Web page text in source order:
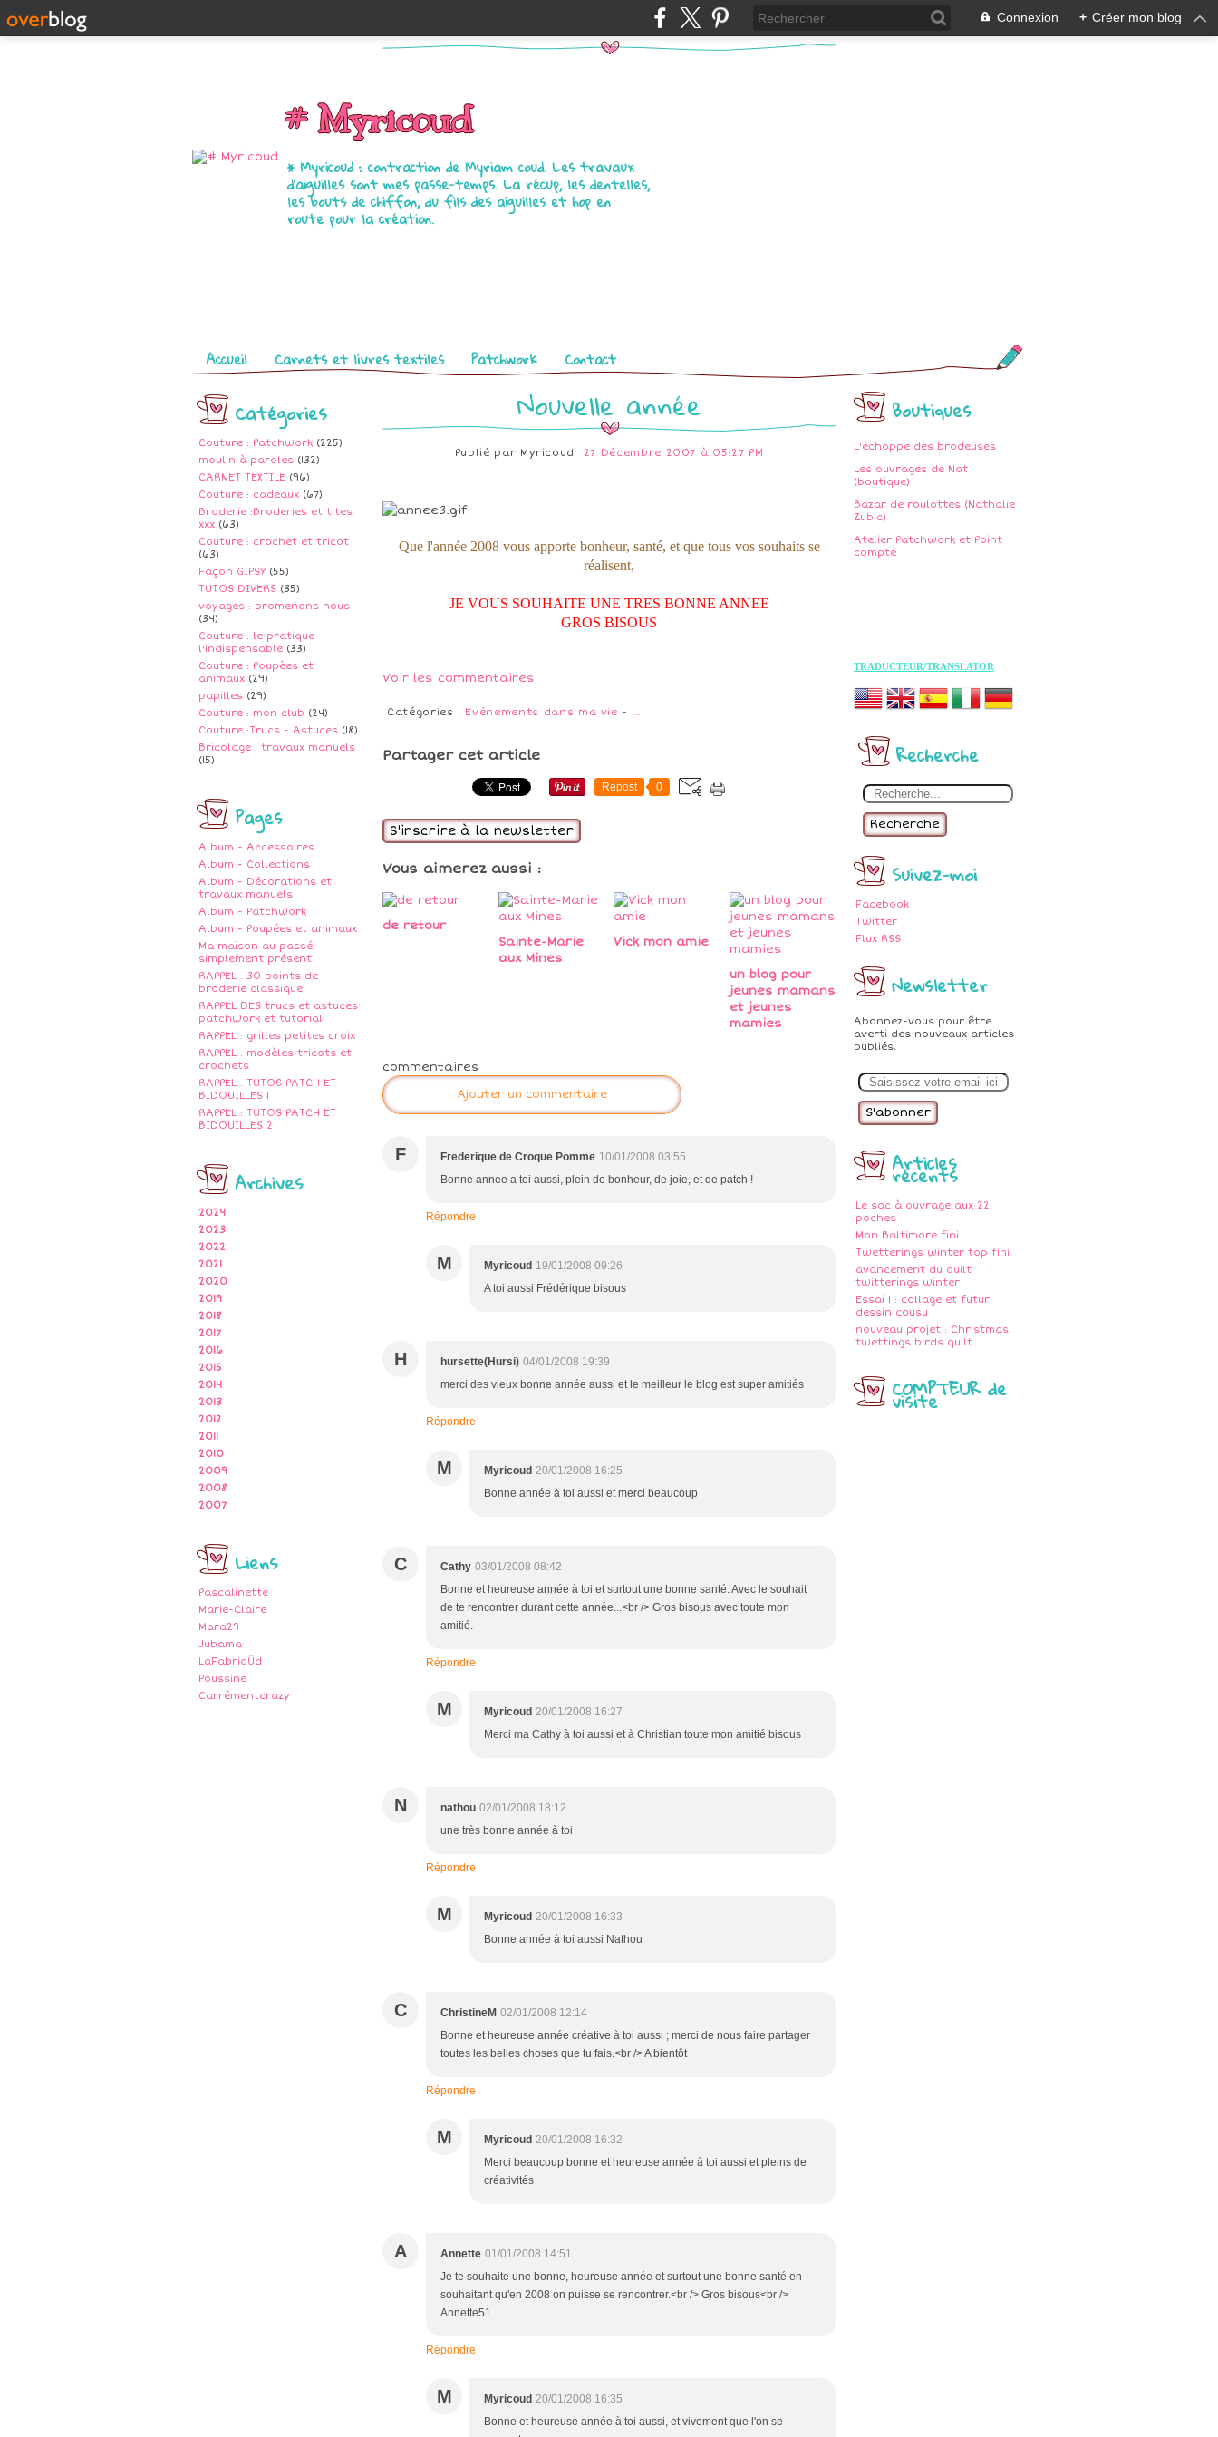
Connexion + Créer mon blog
# Myricoud
* Myricoud : contraction de Myriam coud. Les travaux
d'aiguilles sont mes passe-temps. La récup, les dentelles,
les bouts de chiffon, du fils des aiguilles et hop en
route pour la création.
Pages
Accueil Carnets et livres textiles Patchwork Contact
Catégories
Couture : Patchwork (225)
moulin à paroles (132)
CARNET TEXTILE (96)
Couture : cadeaux (67)
Broderie :Broderies et tites
xxx (63)
Couture : crochet et tricot
(63)
Façon GIPSY (55)
TUTOS DIVERS (35)
voyages : promenons nous
(34)
Couture : le pratique -
l'indispensable (33)
Couture : Poupèes et
animaux (29)
papilles (29)
Couture : mon club (24)
Couture :Trucs - Astuces (18)
Bricolage : travaux manuels
(15)
Pages
Album - Accessoires
Album - Collections
Album - Décorations et
travaux manuels
Album - Patchwork
Album - Poupées et animaux
Ma maison au passé
simplement présent
RAPPEL : 30 points de
broderie classique
RAPPEL DES trucs et astuces
patchwork et tutorial
RAPPEL : grilles petites croix
RAPPEL : modèles tricots et
crochets
RAPPEL : TUTOS PATCH ET
BIDOUILLES 1
RAPPEL : TUTOS PATCH ET
BIDOUILLES 2
Archives
2024
2023
2022
2021
2020
2019
2018
2017
2016
2015
2014
2013
2012
2011
2010
2009
2008
2007
Liens
Pascalinette
Marie-Claire
Mara29
Jubama
LaFabriqÜd
Poussine
Carrémentcrazy
Boutiques
L'échoppe des brodeuses
Les ouvrages de Nat
(boutique)
Bazar de roulottes (Nathalie
Zubic)
Atelier Patchwork et Point
compté
TRADUCTEUR/TRANSLATOR
Recherche
Recherche
Suivez-moi
Facebook
Twitter
Flux RSS
Newsletter
Abonnez-vous pour être
averti des nouveaux articles
publiés.
m
Articles
récents
Le sac à ouvrage aux 22
poches
Mon Baltimore fini
Twetterings winter top fini
avancement du quilt
twitterings winter
Essai 1 : collage et futur
dessin cousu
nouveau projet : Christmas
twettings birds quilt
COMPTEUR de
visite
Nouvelle année
Publié par Myricoud 27 Décembre 2007 à 05:27 PM
Que l'année 2008 vous apporte bonheur, santé, et que tous vos souhaits se
réalisent,
JE VOUS SOUHAITE UNE TRES BONNE ANNEE
GROS BISOUS
Voir les commentaires
Catégories : Evénements dans ma vie - …
Partager cet article
Repost 0
S'inscrire à la newsletter
Vous aimerez aussi :
de retour
Sainte-Marie
aux Mines
Vick mon amie
un blog pour
jeunes mamans
et jeunes
mamies
commentaires
Ajouter un commentaire
F Frederique de Croque Pomme 10/01/2008 03:55
Bonne annee a toi aussi, plein de bonheur, de joie, et de patch !
Répondre
M Myricoud 19/01/2008 09:26
A toi aussi Frédérique bisous
H hursette(Hursi) 04/01/2008 19:39
merci des vieux bonne année aussi et le meilleur le blog est super amitiés
Répondre
M Myricoud 20/01/2008 16:25
Bonne année à toi aussi et merci beaucoup
C Cathy 03/01/2008 08:42
Bonne et heureuse année à toi et surtout une bonne santé. Avec le souhait
de te rencontrer durant cette année...<br /> Gros bisous avec toute mon
amitié.
Répondre
M Myricoud 20/01/2008 16:27
Merci ma Cathy à toi aussi et à Christian toute mon amitié bisous
N nathou 02/01/2008 18:12
une très bonne année à toi
Répondre
M Myricoud 20/01/2008 16:33
Bonne année à toi aussi Nathou
C ChristineM 02/01/2008 12:14
Bonne et heureuse année créative à toi aussi ; merci de nous faire partager
toutes les belles choses que tu fais.<br /> A bientôt
Répondre
M Myricoud 20/01/2008 16:32
Merci beaucoup bonne et heureuse année à toi aussi et pleins de
créativités
A Annette 01/01/2008 14:51
Je te souhaite une bonne, heureuse année et surtout une bonne santé en
souhaitant qu'en 2008 on puisse se rencontrer.<br /> Gros bisous<br />
Annette51
Répondre
M Myricoud 20/01/2008 16:35
Bonne et heureuse année à toi aussi, et vivement que l'on se